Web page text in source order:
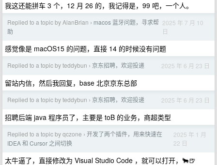
我这还能拼车 3 个，12 月 26 的，我记得是，99 吧，一个人。
Replied to a topic by AlanBrian › macos 蓝牙问题，寻求帮
助
2025 年 7 月 10
日
感觉像是 macOS15 的问题，直接 14 的时候没有问题
Replied to a topic by teddybun › 京东招聘，欢迎投递 2025 年 6 月 23 日
留站内信，然后我回复，base 北京京东总部
Replied to a topic by teddybun › 京东招聘，欢迎投递 2025 年 6 月 23 日
招聘后端 java 程序员了，主要是 toB 的业务，商超类型
Replied to a topic by qczone › 开发了两个插件，用来快速在
IDEA 和 Cursor 之间切换
2025 年 1 月
22 日
太牛逼了，直接修改为 Visual Studio Code ，就可以打开，🐂🍺